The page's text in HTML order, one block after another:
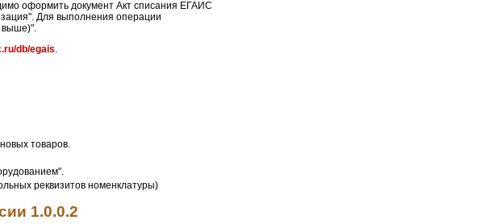
оформить документ Акт списания ЕГАИС
Для выполнения операции
выше)".
db/egais.
товаров.
реквизитов номенклатуры)
1.0.0.2